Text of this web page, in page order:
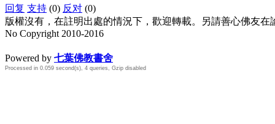
回复 支持 (0) 反对 (0)
版權沒有，在註明出處的情況下，歡迎轉載。另請善心佛友
No Copyright 2010-2016
Powered by 七葉佛教書舍
Processed in 0.059 second(s), 4 queries, Gzip disabled